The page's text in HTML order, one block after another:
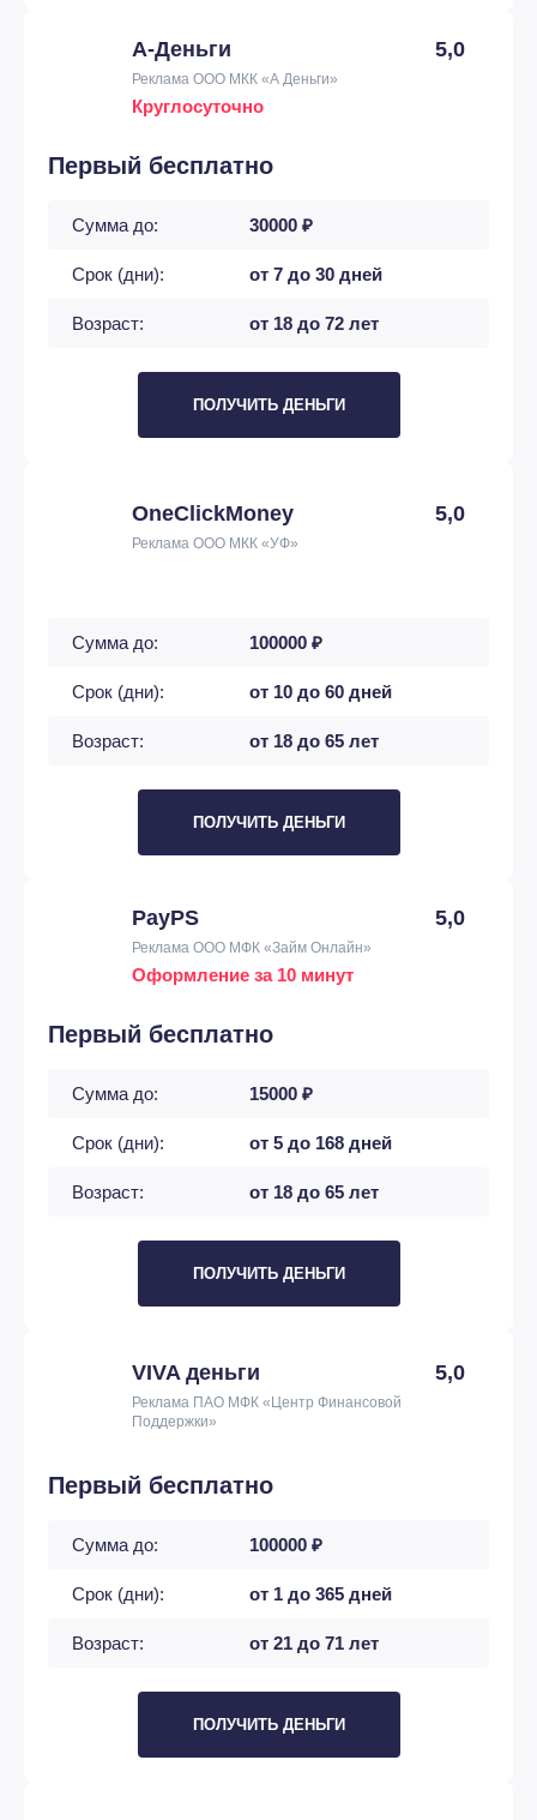
А-Деньги 5,0
Реклама ООО МКК «А Деньги»
Круглосуточно
Первый бесплатно
Сумма до: 30000 ₽
Срок (дни): от 7 до 30 дней
Возраст: от 18 до 72 лет
ПОЛУЧИТЬ ДЕНЬГИ
OneClickMoney 5,0
Реклама ООО МКК «УФ»
Сумма до: 100000 ₽
Срок (дни): от 10 до 60 дней
Возраст: от 18 до 65 лет
ПОЛУЧИТЬ ДЕНЬГИ
PayPS 5,0
Реклама ООО МФК «Займ Онлайн»
Оформление за 10 минут
Первый бесплатно
Сумма до: 15000 ₽
Срок (дни): от 5 до 168 дней
Возраст: от 18 до 65 лет
ПОЛУЧИТЬ ДЕНЬГИ
VIVA деньги 5,0
Реклама ПАО МФК «Центр Финансовой
Поддержки»
Первый бесплатно
Сумма до: 100000 ₽
Срок (дни): от 1 до 365 дней
Возраст: от 21 до 71 лет
ПОЛУЧИТЬ ДЕНЬГИ